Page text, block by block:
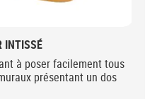
INTISSÉ
à poser facilement tous
présentant un dos